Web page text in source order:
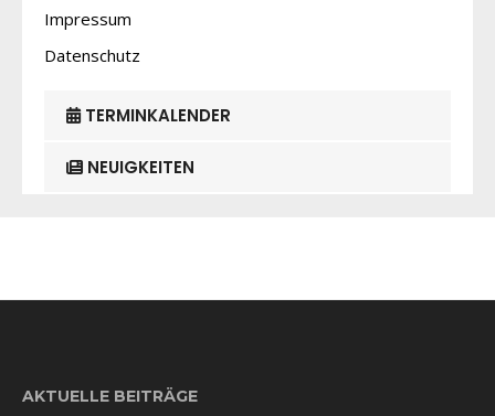
Impressum
Datenschutz
TERMINKALENDER
NEUIGKEITEN
AKTUELLE BEITRÄGE